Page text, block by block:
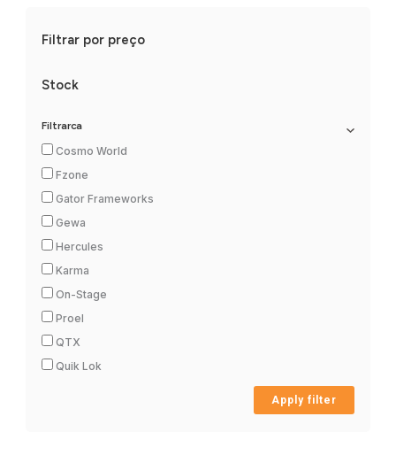
Filtrar por preço
Stock
Filtrarca
Cosmo World
Fzone
Gator Frameworks
Gewa
Hercules
Karma
On-Stage
Proel
QTX
Quik Lok
Apply filter